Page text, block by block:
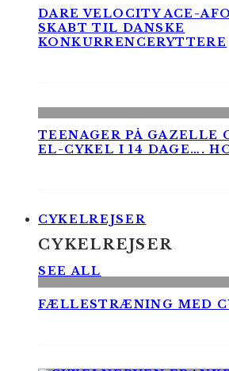
DARE VELOCITY ACE-
SKABT TIL DANSKE
KONKURRENCERYTTERE
TEENAGER PÅ GAZELLE
EL-CYKEL I 14 DAGE….
CYKELREJSER
CYKELREJSER
SEE ALL
FÆLLESTRÆNING MED